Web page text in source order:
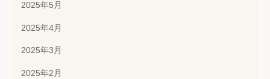
2025年5月
2025年4月
2025年3月
2025年2月